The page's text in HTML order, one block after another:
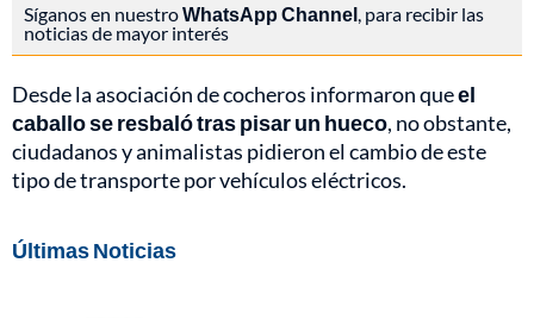
Síganos en nuestroWhatsApp Channel , para recibir las
noticias de mayor interés
Desde la asociación de cocheros informaron queel
caballo se resbaló tras pisar un hueco, no obstante,
ciudadanos y animalistas pidieron el cambio de este
tipo de transporte por vehículos eléctricos.
Últimas Noticias